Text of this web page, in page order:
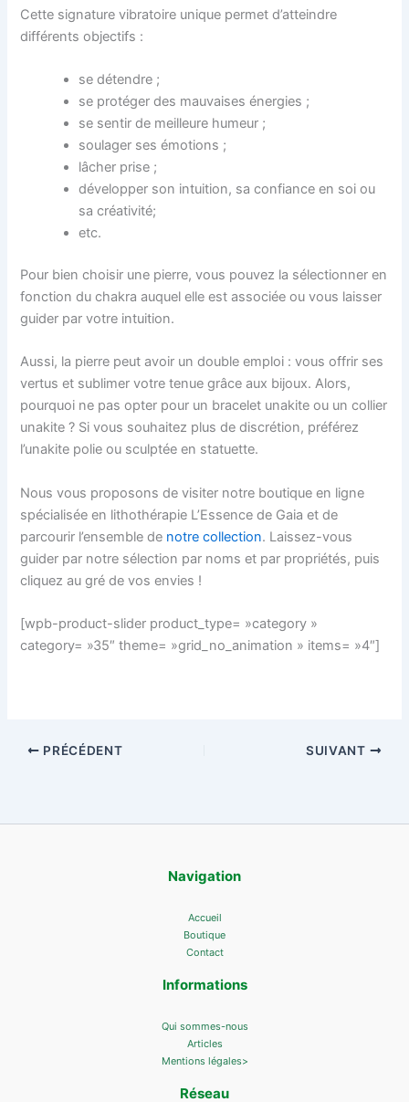
Cette signature vibratoire unique permet d’atteindre
différents objectifs :
se détendre ;
se protéger des mauvaises énergies ;
se sentir de meilleure humeur ;
soulager ses émotions ;
lâcher prise ;
développer son intuition, sa confiance en soi ou
sa créativité;
etc.
Pour bien choisir une pierre, vous pouvez la sélectionner en
fonction du chakra auquel elle est associée ou vous laisser
guider par votre intuition.
Aussi, la pierre peut avoir un double emploi : vous offrir ses
vertus et sublimer votre tenue grâce aux bijoux. Alors,
pourquoi ne pas opter pour un bracelet unakite ou un collier
unakite ? Si vous souhaitez plus de discrétion, préférez
l’unakite polie ou sculptée en statuette.
Nous vous proposons de visiter notre boutique en ligne
spécialisée en lithothérapie L’Essence de Gaia et de
parcourir l’ensemble de notre collection. Laissez-vous
guider par notre sélection par noms et par propriétés, puis
cliquez au gré de vos envies !
[wpb-product-slider product_type= »category »
category= »35″ theme= »grid_no_animation » items= »4″]
PRÉCÉDENT SUIVANT
Navigation
Accueil
Boutique
Contact
Informations
Qui sommes-nous
Articles
Mentions légales>
Réseau